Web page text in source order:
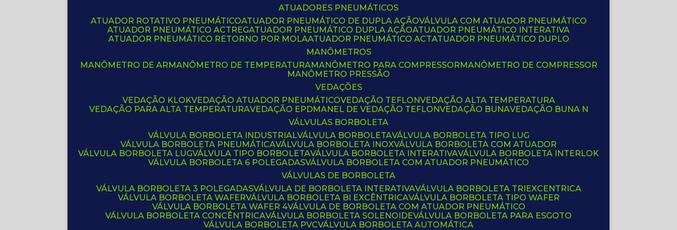
ATUADORES PNEUMÁTICOS
ATUADOR ROTATIVO PNEUMÁTICO
ATUADOR PNEUMÁTICO DE DUPLA AÇÃO VÁLVULA COM ATUADOR PNEUMÁTICO
ATUADOR PNEUMÁTICO ACTREG
ATUADOR PNEUMÁTICO DUPLA AÇÃO
ATUADOR PNEUMÁTICO INTERATIVA
ATUADOR PNEUMÁTICO RETORNO POR MOLA ATUADOR PNEUMÁTICO ACT
ATUADOR PNEUMÁTICO DUPLO
MANÔMETROS
MANÔMETRO DE AR
MANÔMETRO DE TEMPERATURA MANÔMETRO PARA COMPRESSOR
MANÔMETRO DE COMPRESSOR
MANÔMETRO PRESSÃO
VEDAÇÕES
VEDAÇÃO KLOK VEDAÇÃO ATUADOR PNEUMÁTICO VEDAÇÃO TEFLON
VEDAÇÃO ALTA TEMPERATURA
VEDAÇÃO PARA ALTA TEMPERATURA VEDAÇÃO EPDM ANEL DE VEDAÇÃO TEFLON VEDAÇÃO BUNA VEDAÇÃO BUNA N
VÁLVULAS BORBOLETA
VÁLVULA BORBOLETA INDUSTRIAL VÁLVULA BORBOLETA VÁLVULA BORBOLETA TIPO LUG
VÁLVULA BORBOLETA PNEUMÁTICA VÁLVULA BORBOLETA INOX VÁLVULA BORBOLETA COM ATUADOR
VÁLVULA BORBOLETA LUG VÁLVULA TIPO BORBOLETA VÁLVULA BORBOLETA INTERATIVA VÁLVULA BORBOLETA INTERLOK
VÁLVULA BORBOLETA 6 POLEGADAS VÁLVULA BORBOLETA COM ATUADOR PNEUMÁTICO
VÁLVULAS DE BORBOLETA
VÁLVULA BORBOLETA 3 POLEGADAS VÁLVULA DE BORBOLETA INTERATIVA VÁLVULA BORBOLETA TRIEXCENTRICA
VÁLVULA BORBOLETA WAFER VÁLVULA BORBOLETA BI EXCÊNTRICA VÁLVULA BORBOLETA TIPO WAFER
VÁLVULA BORBOLETA WAFER 4 VÁLVULA DE BORBOLETA COM ATUADOR PNEUMÁTICO
VÁLVULA BORBOLETA CONCÊNTRICA VÁLVULA BORBOLETA SOLENOIDE VÁLVULA BORBOLETA PARA ESGOTO
VÁLVULA BORBOLETA PVC VÁLVULA BORBOLETA AUTOMÁTICA